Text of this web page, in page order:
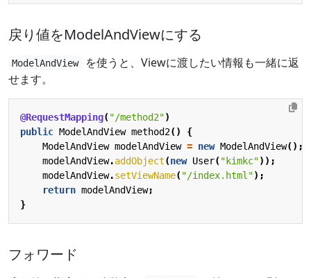
戻り値をModelAndViewにする
ModelAndView
を使うと、Viewに渡したい情報も一緒に返
せます。
@RequestMapping("/method2")
public ModelAndView method2()
{
ModelAndView modelAndView = new ModelAndView();
modelAndView.addObject(new User("kimkc"));
modelAndView.setViewName("/index.html");
return modelAndView;
}
フォワード